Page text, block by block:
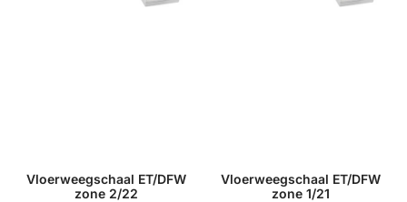
Vloerweegschaal ET/DFW
zone 2/22
Vloerweegschaal ET/DFW
zone 1/21